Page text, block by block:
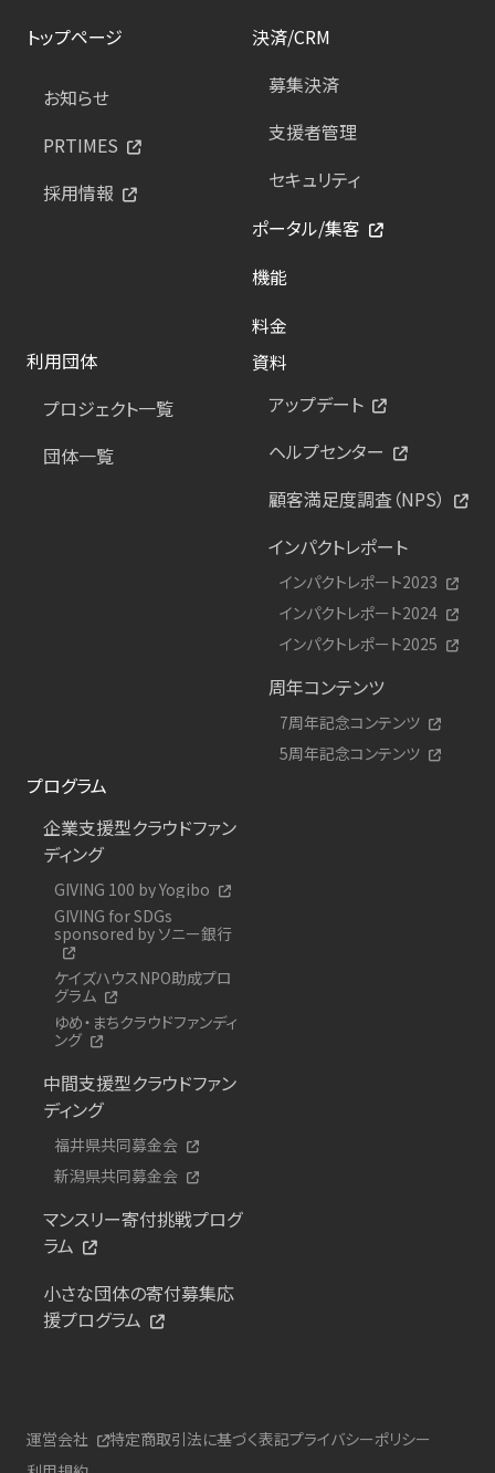
トップページ
お知らせ
PRTIMES
採用情報
決済/CRM
募集決済
支援者管理
セキュリティ
ポータル/集客
機能
料金
利用団体
プロジェクト一覧
団体一覧
資料
アップデート
ヘルプセンター
顧客満足度調査（NPS）
インパクトレポート
インパクトレポート2023
インパクトレポート2024
インパクトレポート2025
周年コンテンツ
7周年記念コンテンツ
5周年記念コンテンツ
プログラム
企業支援型クラウドファン
ディング
GIVING 100 by Yogibo
GIVING for SDGs
sponsored by ソニー銀行
ケイズハウスNPO助成プロ
グラム
ゆめ・まちクラウドファンディ
ング
中間支援型クラウドファン
ディング
福井県共同募金会
新潟県共同募金会
マンスリー寄付挑戦プログ
ラム
小さな団体の寄付募集応
援プログラム
運営会社 特定商取引法に基づく表記プライバシーポリシー